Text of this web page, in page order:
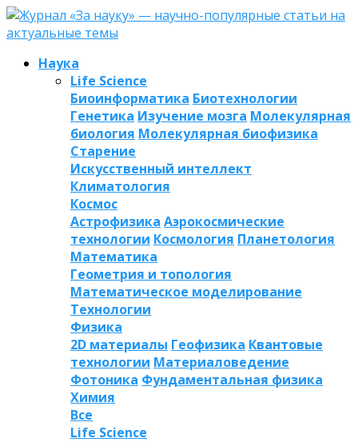
Наука
Life Science
Биоинформатика Биотехнологии
Генетика Изучение мозга Молекулярная
биология Молекулярная биофизика
Старение
Искусственный интеллект
Климатология
Космос
Астрофизика Аэрокосмические
технологии Космология Планетология
Математика
Геометрия и топология
Математическое моделирование
Технологии
Физика
2D материалы Геофизика Квантовые
технологии Материаловедение
Фотоника Фундаментальная физика
Химия
Все
Life Science